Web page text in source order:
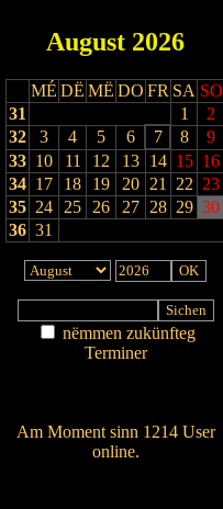
August 2026
MÉ DË MË DO FR SA SO
31
1
2
32
3 4 5 6 7 8
9
33 10 11 12 13 14 15 16
34 17 18 19 20 21 22 23
35 24 25 26 27 28 29 30
36 31
nëmmen zukünfteg
Terminer
Am Moment sinn 1214 User
online.